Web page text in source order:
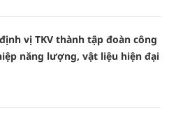
vị TKV thành tập đoàn công
năng lượng, vật liệu hiện đại